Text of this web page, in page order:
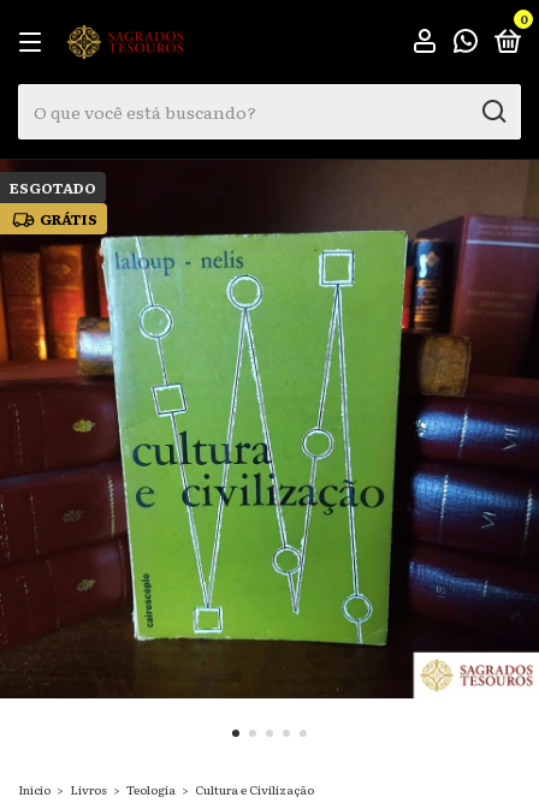
0
ESGOTADO
GRÁTIS
Início > Livros > Teologia > Cultura e Civilização